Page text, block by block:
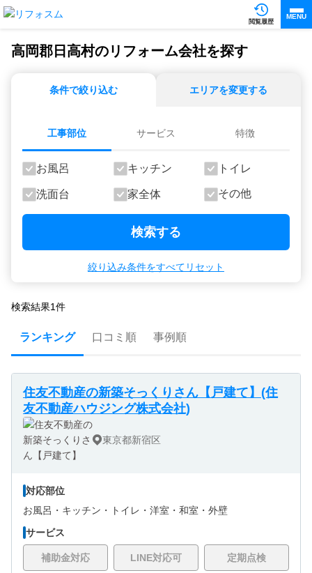
閲覧履歴
MENU
高岡郡日高村のリフォーム会社を探す
条件で絞り込む エリアを変更する
工事部位 サービス 特徴
お風呂 キッチン トイレ
洗面台 家全体 その他
検索する
絞り込み条件をすべてリセット
検索結果1件
ランキング 口コミ順 事例順
住友不動産の新築そっくりさん【戸建て】(住
友不動産ハウジング株式会社)
東京都新宿区
対応部位
お風呂・ キッチン・ トイレ・ 洋室・ 和室・ 外壁
サービス
補助金対応 LINE対応可 定期点検